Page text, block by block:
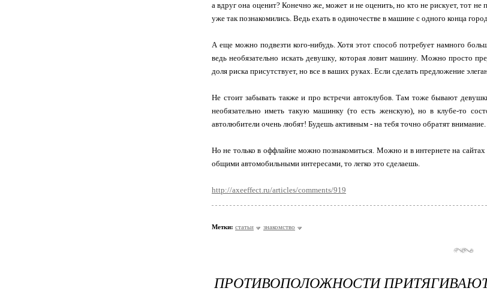
а вдруг она оценит? Конечно же, может и не оценить, но кто не рискует, тот
уже так познакомились. Ведь ехать в одиночестве в машине с одного конца
А еще можно подвезти кого-нибудь. Хотя этот способ потребует намного
ведь необязательно искать девушку, которая ловит машину. Можно просто
доля риска присутствует, но все в ваших руках. Если сделать предложение
Не стоит забывать также и про встречи автоклубов. Там тоже бывают
необязательно иметь такую машинку (то есть женскую), но в клубе-то
автолюбители очень любят! Будешь активным - на тебя точно обратят внимание.
Но не только в оффлайне можно познакомиться. Можно и в интернете на
общими автомобильными интересами, то легко это сделаешь.
http://axeeffect.ru/articles/comments/919
Метки: статьи знакомство
ПРОТИВОПОЛОЖНОСТИ